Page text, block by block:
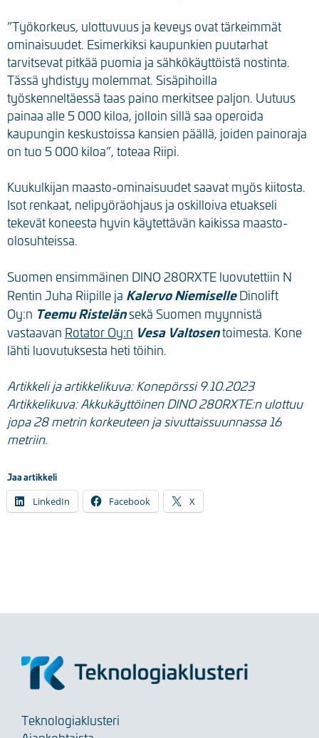
”Työkorkeus, ulottuvuus ja keveys ovat tärkeimmät
ominaisuudet. Esimerkiksi kaupunkien puutarhat
tarvitsevat pitkää puomia ja sähkökäyttöistä nostinta.
Tässä yhdistyy molemmat. Sisäpihoilla
työskenneltäessä taas paino merkitsee paljon. Uutuus
painaa alle 5 000 kiloa, jolloin sillä saa operoida
kaupungin keskustoissa kansien päällä, joiden painoraja
on tuo 5 000 kiloa”, toteaa Riipi.
Kuukulkijan maasto-ominaisuudet saavat myös kiitosta.
Isot renkaat, nelipyöräohjaus ja oskilloiva etuakseli
tekevät koneesta hyvin käytettävän kaikissa maasto-
olosuhteissa.
Suomen ensimmäinen DINO 280RXTE luovutettiin N
Rentin Juha Riipille ja Kalervo NiemiselleDinolift
Oy:n Teemu Ristelänsekä Suomen myynnistä
vastaavan Rotator Oy:n Vesa Valtosentoimesta. Kone
lähti luovutuksesta heti töihin.
Artikkeli ja artikkelikuva: Konepörssi 9.10.2023
Artikkelikuva: Akkukäyttöinen DINO 280RXTE:n ulottuu
jopa 28 metrin korkeuteen ja sivuttaissuunnassa 16
metriin.
Jaa artikkeli
LinkedIn Facebook X
Teknologiaklusteri